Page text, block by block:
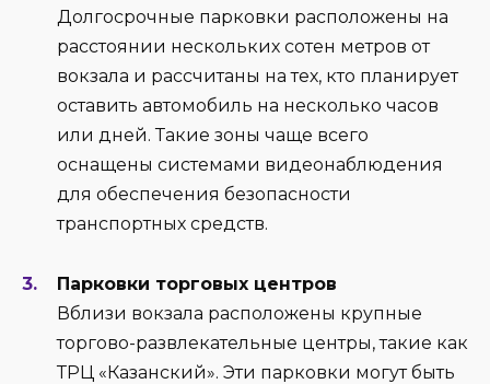
Долгосрочные парковки расположены на
расстоянии нескольких сотен метров от
вокзала и рассчитаны на тех, кто планирует
оставить автомобиль на несколько часов
или дней. Такие зоны чаще всего
оснащены системами видеонаблюдения
для обеспечения безопасности
транспортных средств.
Парковки торговых центров
Вблизи вокзала расположены крупные
торгово-развлекательные центры, такие как
ТРЦ «Казанский». Эти парковки могут быть